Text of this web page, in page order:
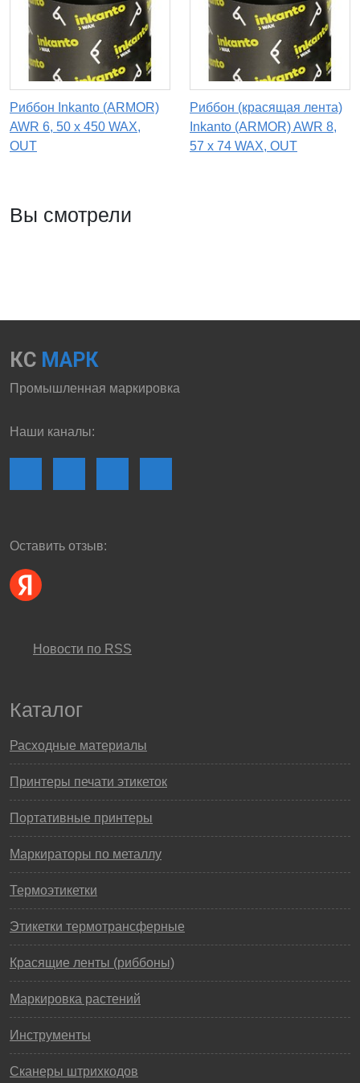
Риббон Inkanto (ARMOR)
AWR 6, 50 х 450 WAX,
OUT
Риббон (красящая лента)
Inkanto (ARMOR) AWR 8,
57 х 74 WAX, OUT
Вы смотрели
КС МАРК
Промышленная маркировка
Наши каналы:
Оставить отзыв:
Новости по RSS
Каталог
Расходные материалы
Принтеры печати этикеток
Портативные принтеры
Маркираторы по металлу
Термоэтикетки
Этикетки термотрансферные
Красящие ленты (риббоны)
Маркировка растений
Инструменты
Сканеры штрихкодов